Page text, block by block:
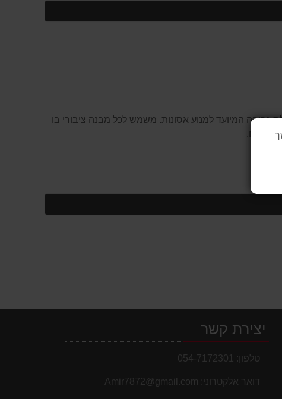
המיועד למנוע אסונות. משמש לכל מבנה ציבורי בו
שנים.
יצירת קשר
טלפון: 054-7172301
דואר אלקטרוני: Amir7872@gmail.com